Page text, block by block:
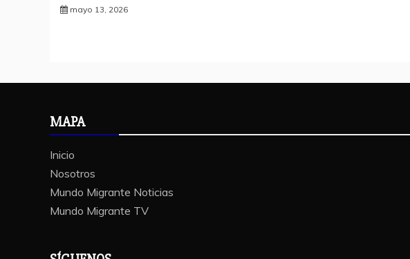
mayo 13, 2026
MAPA
Inicio
Nosotros
Mundo Migrante Noticias
Mundo Migrante TV